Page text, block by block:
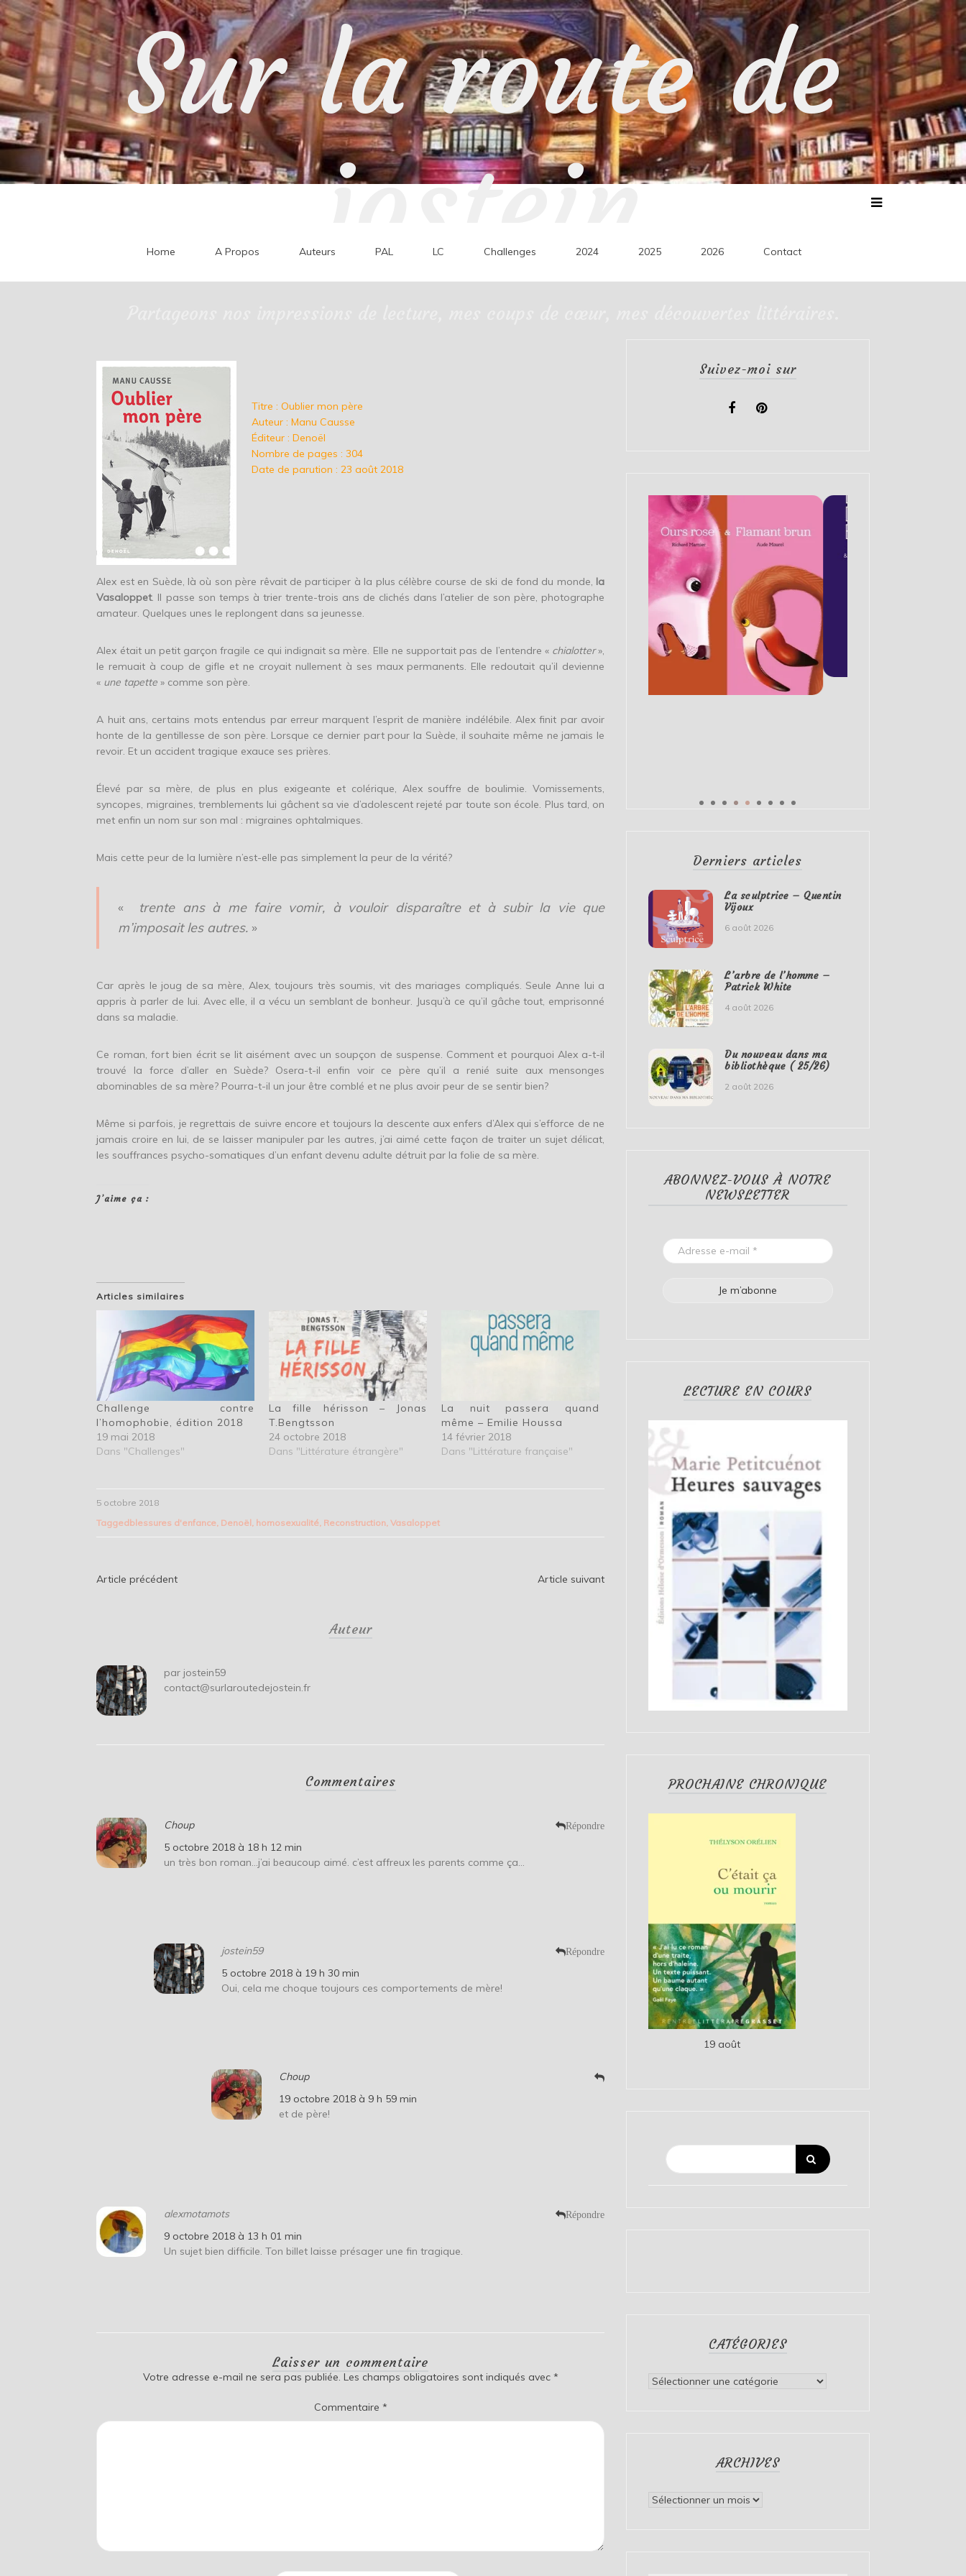
Skip
to
content
Sur la route de
jostein
Home A Propos Auteurs PAL LC Challenges 2024 2025 2026 Contact
Titre : Oublier mon père
Auteur : Manu Causse
Éditeur : Denoël
Nombre de pages : 304
Date de parution : 23août 2018
Alex est en Suède, là où son père rêvait de participer à la plus célèbre course de ski de fond du monde, la
Vasaloppet. Il passe son temps à trier trente-trois ans de clichés dans l’atelier de son père, photographe
amateur. Quelques unes le replongent dans sa jeunesse.
Alex était un petit garçon fragile ce qui indignait sa mère. Elle ne supportait pas de l’entendre « chialotter»,
le remuait à coup de gifle et ne croyait nullement à ses maux permanents. Elle redoutait qu’il devienne
« une tapette » comme son père.
A huit ans, certains mots entendus par erreur marquent l’esprit de manière indélébile. Alex finit par avoir
honte de la gentillesse de son père. Lorsque ce dernier part pour la Suède, il souhaite même ne jamais le
revoir. Et un accident tragique exauce ses prières.
Élevé par sa mère, de plus en plus exigeante et colérique, Alex souffre de boulimie. Vomissements,
syncopes, migraines, tremblements lui gâchent sa vie d’adolescent rejeté par toute son école. Plus tard, on
met enfin un nom sur son mal : migraines ophtalmiques.
Mais cette peur de la lumière n’est-elle pas simplement la peur de la vérité?
«
trente ans à me faire vomir, à vouloir disparaître et à subir la vie que
m’imposait les autres. »
Car après le joug de sa mère, Alex, toujours très soumis, vit des mariages compliqués. Seule Anne lui a
appris à parler de lui. Avec elle, il a vécu un semblant de bonheur. Jusqu’à ce qu’il gâche tout, emprisonné
dans sa maladie.
Ce roman, fort bien écrit se lit aisément avec un soupçon de suspense. Comment et pourquoi Alex a-t-il
trouvé la force d’aller en Suède? Osera-t-il enfin voir ce père qu’il a renié suite aux mensonges
abominables de sa mère? Pourra-t-il un jour être comblé et ne plus avoir peur de se sentir bien?
Même si parfois, je regrettais de suivre encore et toujours la descente aux enfers d’Alex qui s’efforce de ne
jamais croire en lui, de se laisser manipuler par les autres, j’ai aimé cette façon de traiter un sujet délicat,
les souffrances psycho-somatiques d’un enfant devenu adulte détruit par la folie de sa mère.
J’aime ça :
Articles similaires
Challenge contre
l’homophobie, édition 2018
19 mai 2018
Dans "Challenges"
La fille hérisson – Jonas
T.Bengtsson
24 octobre 2018
Dans "Littérature étrangère"
La nuit passera quand
même – Emilie Houssa
14 février 2018
Dans "Littérature française"
5 octobre 2018
Taggedblessures d'enfance, Denoël, homosexualité, Reconstruction,Vasaloppet
Navigation
Article précédent Article suivant
Auteur
par jostein59
contact@surlaroutedejostein.fr
Commentaires
Choup Répondre
5 octobre 2018 à 18 h 12 min
un très bon roman…j’ai beaucoup aimé. c’est affreux les parents comme ça…
jostein59 Répondre
5 octobre 2018 à 19 h 30 min
Oui, cela me choque toujours ces comportements de mère!
Choup
19 octobre 2018 à 9 h 59 min
et de père!
alexmotamots Répondre
9 octobre 2018 à 13 h 01 min
Un sujet bien difficile. Ton billet laisse présager une fin tragique.
Laisser un commentaire
Votre adresse e-mail ne sera pas publiée. Les champs obligatoires sont indiqués avec *
Commentaire *
Suivez-moi sur
Derniers articles
La sculptrice – Quentin
Vijoux
6 août 2026
L’arbre de l’homme –
Patrick White
4 août 2026
Du nouveau dans ma
bibliothèque ( 25/26)
2 août 2026
ABONNEZ-VOUS À NOTRE
NEWSLETTER
LECTURE EN COURS
PROCHAINE CHRONIQUE
19 août
CATÉGORIES
Catégories
ARCHIVES
Archives